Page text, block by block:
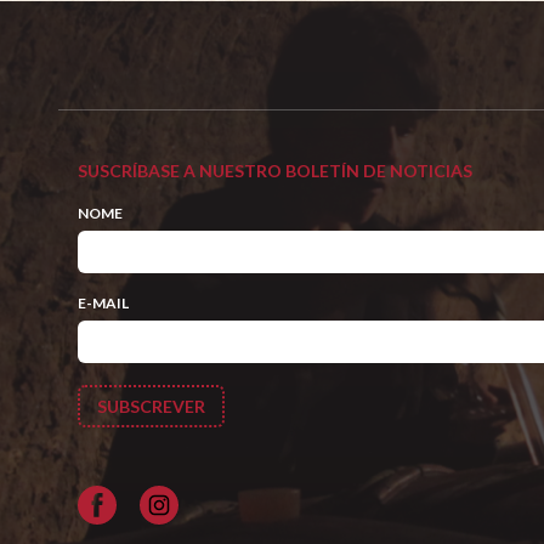
SUSCRÍBASE A NUESTRO BOLETÍN DE NOTICIAS
NOME
E-MAIL
Facebook